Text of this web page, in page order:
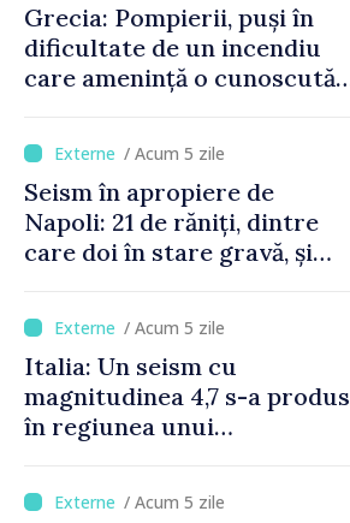
Grecia: Pompierii, puși în
dificultate de un incendiu
care amenință o cunoscută
/ Acum 5 zile
Seism în apropiere de
Napoli: 21 de răniți, dintre
care doi în stare gravă, și
/ Acum 5 zile
Italia: Un seism cu
magnitudinea 4,7 s-a produs
în regiunea unui
de Napoli
/ Acum 5 zile